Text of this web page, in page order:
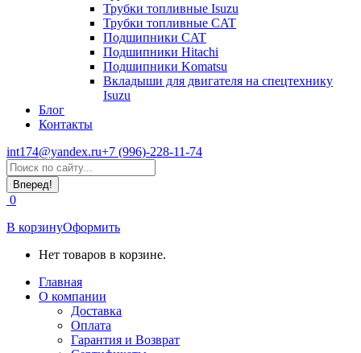
Трубки топливные Isuzu
Трубки топливные CAT
Подшипники CAT
Подшипники Hitachi
Подшипники Komatsu
Вкладыши для двигателя на спецтехнику
Isuzu
Блог
Контакты
int174@yandex.ru+7 (996)-228-11-74
Страница
WhatsApp
открывается
в
новом
окне
Поиск:
0
В корзинуОформить
Нет товаров в корзине.
Главная
О компании
Доставка
Оплата
Гарантия и Возврат